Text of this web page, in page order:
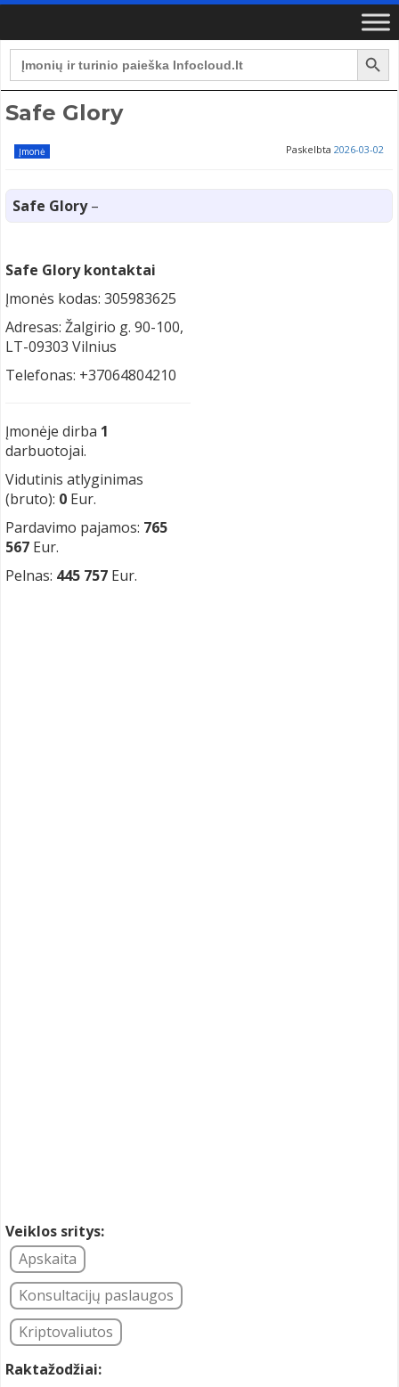
Search
for:
Search Button
Safe Glory
Įmonė Paskelbta 2026-03-02
Safe Glory–
Safe Glory kontaktai
Įmonės kodas: 305983625
Adresas: Žalgirio g. 90-100,
LT-09303 Vilnius
Telefonas: +37064804210
Įmonėje dirba 1
darbuotojai.
Vidutinis atlyginimas
(bruto): 0 Eur.
Pardavimo pajamos: 765
567 Eur.
Pelnas: 445 757 Eur.
Veiklos sritys:
Apskaita
Konsultacijų paslaugos
Kriptovaliutos
Raktažodžiai: